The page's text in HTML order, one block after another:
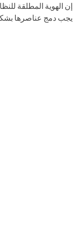
إن الهوية المطلقة
يجب دمج عناصرها